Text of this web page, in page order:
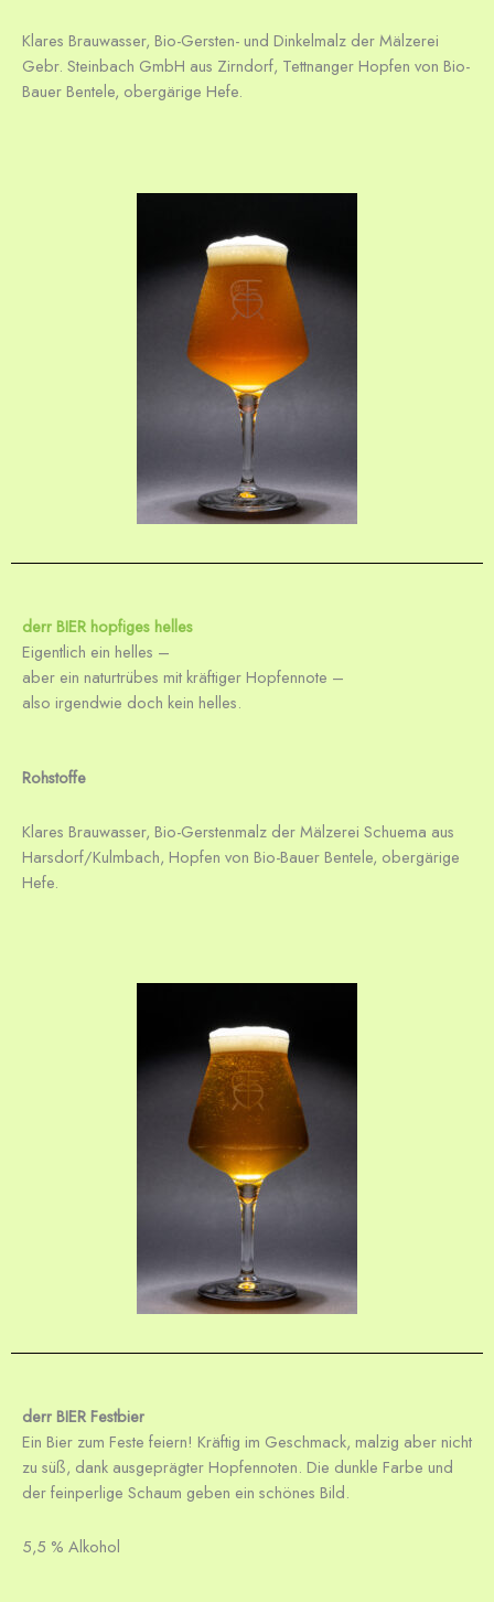
Klares Brauwasser, Bio-Gersten- und Dinkelmalz der Mälzerei
Gebr. Steinbach GmbH aus Zirndorf, Tettnanger Hopfen von Bio-
Bauer Bentele, obergärige Hefe.
derr BIER hopfiges helles
Eigentlich ein helles –
aber ein naturtrübes mit kräftiger Hopfennote –
also irgendwie doch kein helles.
Rohstoffe
Klares Brauwasser, Bio-Gerstenmalz der Mälzerei Schuema aus
Harsdorf/Kulmbach, Hopfen von Bio-Bauer Bentele, obergärige
Hefe.
derr BIER Festbier
Ein Bier zum Feste feiern! Kräftig im Geschmack, malzig aber nicht
zu süß, dank ausgeprägter Hopfennoten. Die dunkle Farbe und
der feinperlige Schaum geben ein schönes Bild.
5,5 % Alkohol